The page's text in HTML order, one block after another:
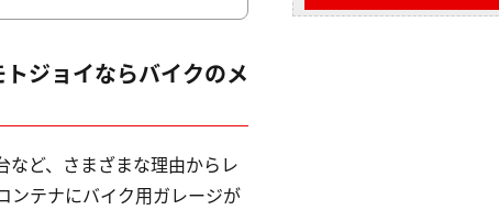
ジョイならバイクのメ
など、さまざまな理由からレ
ンテナにバイク用ガレージが